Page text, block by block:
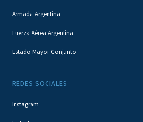
Armada Argentina
Fuerza Aérea Argentina
Estado Mayor Conjunto
REDES SOCIALES
Instagram